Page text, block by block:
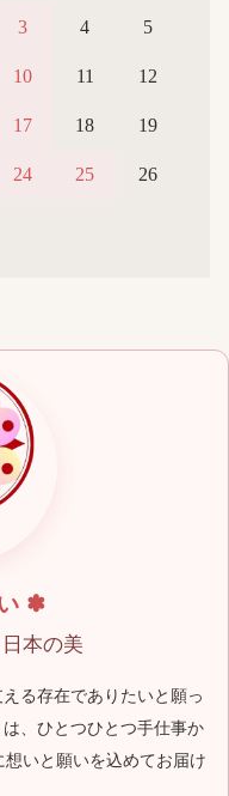
3 4 5
10 11 12
17 18 19
24 25 26
✽
本の美
る存在でありたいと願っ
、ひとつひとつ手仕事か
いと願いを込めてお届け